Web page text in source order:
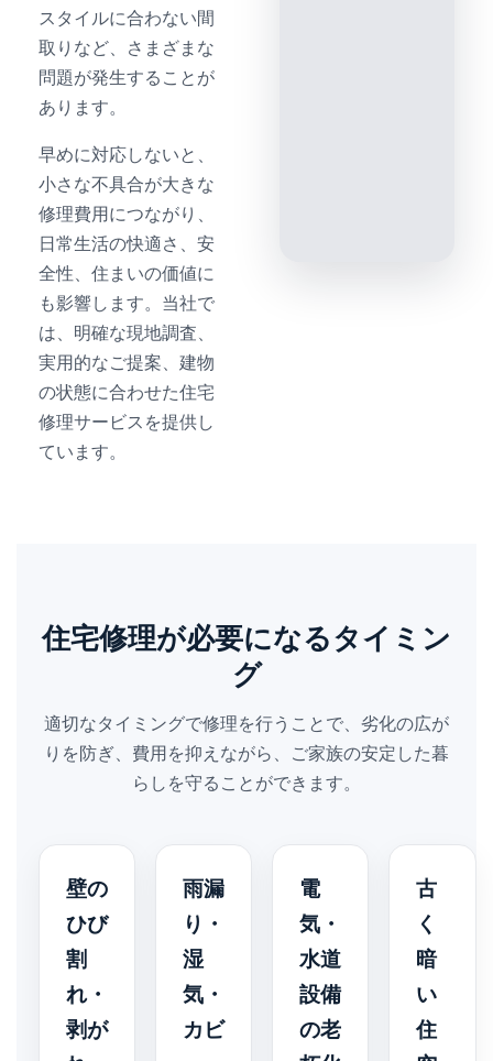
スタイルに合わない間
取りなど、さまざまな
問題が発生することが
あります。
早めに対応しないと、
小さな不具合が大きな
修理費用につながり、
日常生活の快適さ、安
全性、住まいの価値に
も影響します。当社で
は、明確な現地調査、
実用的なご提案、建物
の状態に合わせた住宅
修理サービスを提供し
ています。
住宅修理が必要になるタイミン
グ
適切なタイミングで修理を行うことで、劣化の広が
りを防ぎ、費用を抑えながら、ご家族の安定した暮
らしを守ることができます。
壁の
ひび
割
れ・
剥が
雨漏
り・
湿
気・
カビ
電
気・
水道
設備
の老
古
く
暗
い
住